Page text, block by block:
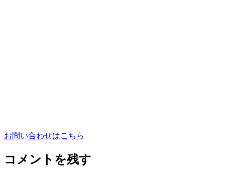
お問い合わせはこちら
コメントを残す